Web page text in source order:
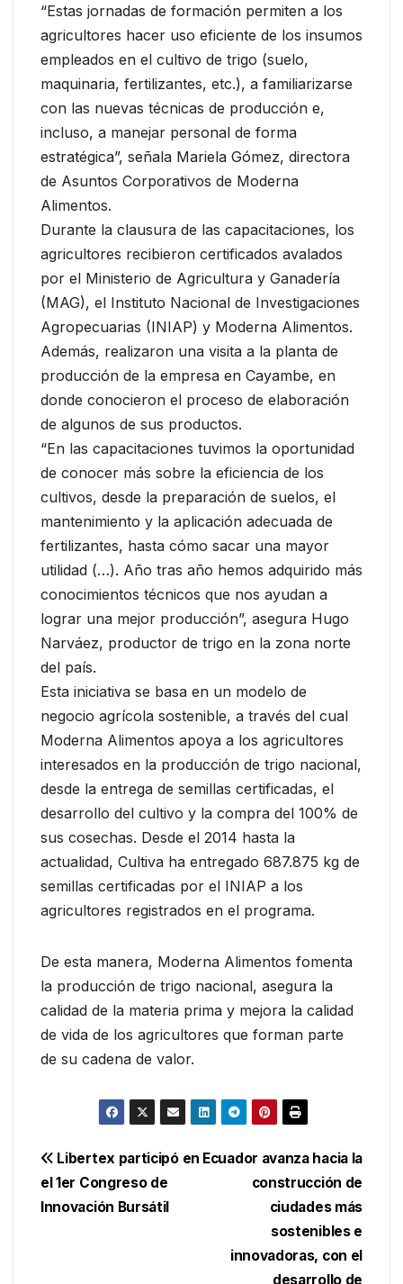
“Estas jornadas de formación permiten a los
agricultores hacer uso eficiente de los insumos
empleados en el cultivo de trigo (suelo,
maquinaria, fertilizantes, etc.), a familiarizarse
con las nuevas técnicas de producción e,
incluso, a manejar personal de forma
estratégica”, señala Mariela Gómez, directora
de Asuntos Corporativos de Moderna
Alimentos.
Durante la clausura de las capacitaciones, los
agricultores recibieron certificados avalados
por el Ministerio de Agricultura y Ganadería
(MAG), el Instituto Nacional de Investigaciones
Agropecuarias (INIAP) y Moderna Alimentos.
Además, realizaron una visita a la planta de
producción de la empresa en Cayambe, en
donde conocieron el proceso de elaboración
de algunos de sus productos.
“En las capacitaciones tuvimos la oportunidad
de conocer más sobre la eficiencia de los
cultivos, desde la preparación de suelos, el
mantenimiento y la aplicación adecuada de
fertilizantes, hasta cómo sacar una mayor
utilidad (…). Año tras año hemos adquirido más
conocimientos técnicos que nos ayudan a
lograr una mejor producción”, asegura Hugo
Narváez, productor de trigo en la zona norte
del país.
Esta iniciativa se basa en un modelo de
negocio agrícola sostenible, a través del cual
Moderna Alimentos apoya a los agricultores
interesados en la producción de trigo nacional,
desde la entrega de semillas certificadas, el
desarrollo del cultivo y la compra del 100% de
sus cosechas. Desde el 2014 hasta la
actualidad, Cultiva ha entregado 687.875 kg de
semillas certificadas por el INIAP a los
agricultores registrados en el programa.
De esta manera, Moderna Alimentos fomenta
la producción de trigo nacional, asegura la
calidad de la materia prima y mejora la calidad
de vida de los agricultores que forman parte
de su cadena de valor.
Navegación
de
Ecuador avanza hacia la
construcción de
ciudades más
sostenibles e
innovadoras, con el
desarrollo de
Libertex participó en
el 1er Congreso de
Innovación Bursátil